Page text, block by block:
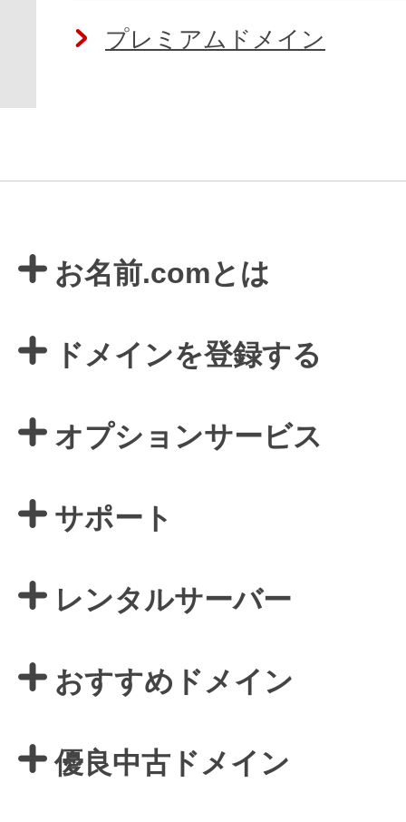
プレミアムドメイン
お名前.comとは
ドメインを登録する
オプションサービス
サポート
レンタルサーバー
おすすめドメイン
優良中古ドメイン